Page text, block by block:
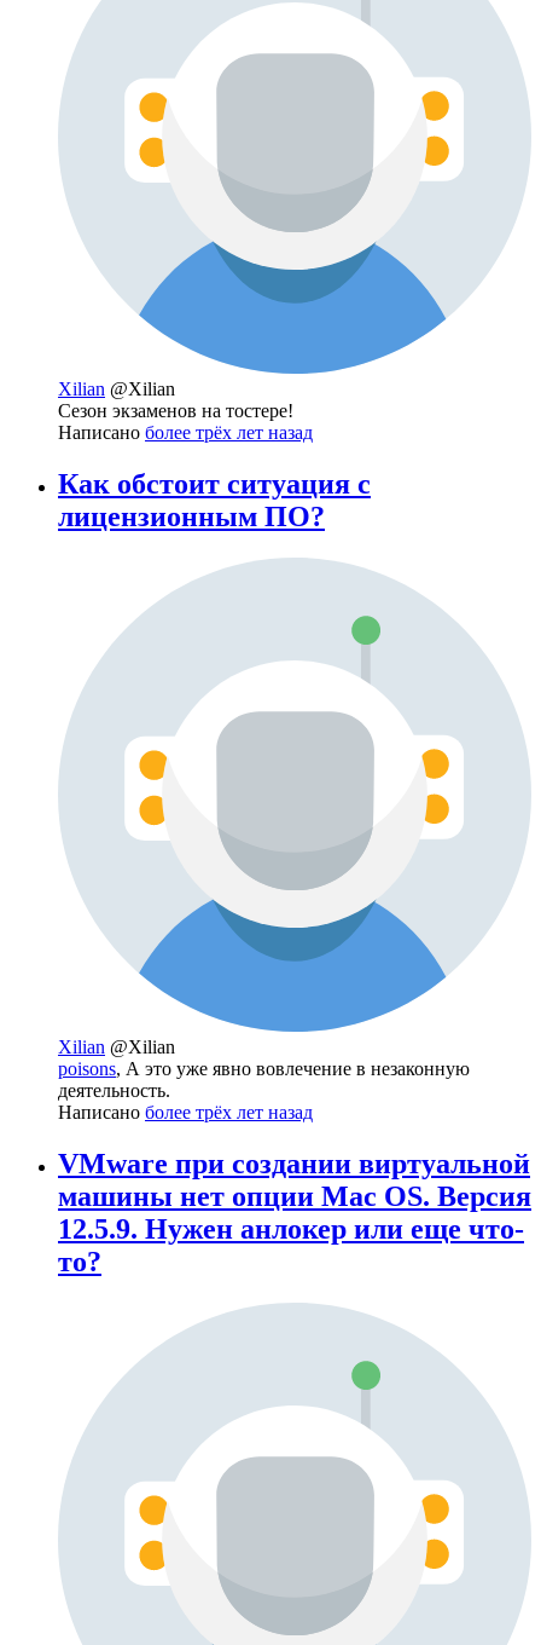
Xilian @Xilian
Сезон экзаменов на тостере!
Написано более трёх лет назад
Как обстоит ситуация с
лицензионным ПО?
Xilian @Xilian
poisons, А это уже явно вовлечение в незаконную
деятельность.
Написано более трёх лет назад
VMware при создании виртуальной
машины нет опции Mac OS. Версия
12.5.9. Нужен анлокер или еще что-
то?